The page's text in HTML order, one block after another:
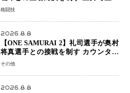
権を握り判定勝利
格闘技
2026.8.8
【ONE SAMURAI 2】礼司選手が奥村
将真選手との接戦を制す カウンター
と正確な打撃で判定勝利
その他
2026.8.8